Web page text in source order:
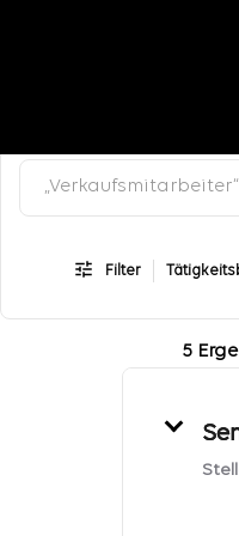
Job Search Page
Filter
5